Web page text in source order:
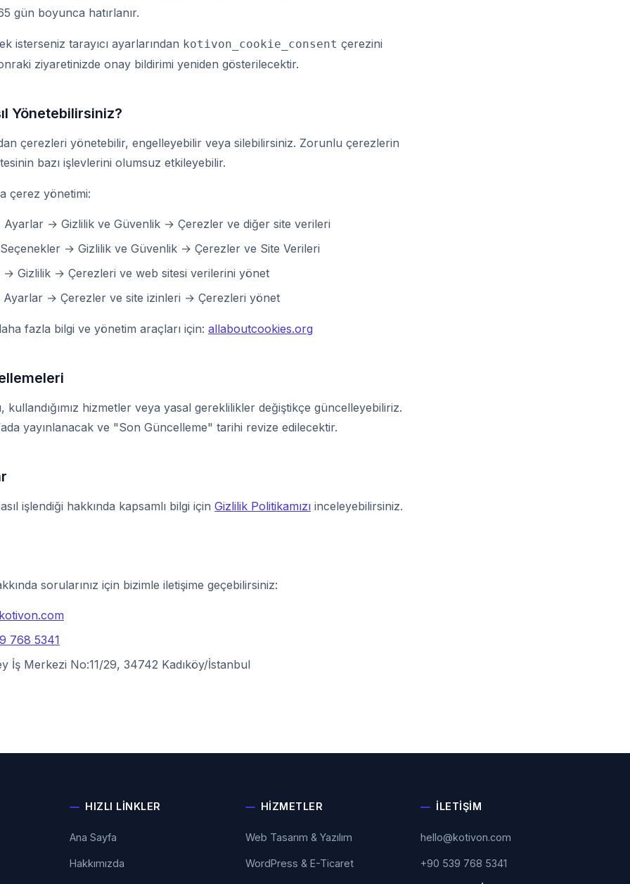
gün boyunca hatırlanır.
isterseniz tarayıcı ayarlarından kotivon_cookie_consent çerezini
ziyaretinizde onay bildirimi yeniden gösterilecektir.
Yönetebilirsiniz?
çerezleri yönetebilir, engelleyebilir veya silebilirsiniz. Zorunlu çerezlerin
bazı işlevlerini olumsuz etkileyebilir.
çerez yönetimi:
Ayarlar → Gizlilik ve Güvenlik → Çerezler ve diğer site verileri
→ Gizlilik ve Güvenlik → Çerezler ve Site Verileri
Gizlilik → Çerezleri ve web sitesi verilerini yönet
Ayarlar → Çerezler ve site izinleri → Çerezleri yönet
fazla bilgi ve yönetim araçları için: allaboutcookies.org
kullandığımız hizmetler veya yasal gereklilikler değiştikçe güncelleyebiliriz.
yayınlanacak ve "Son Güncelleme" tarihi revize edilecektir.
işlendiği hakkında kapsamlı bilgi için Gizlilik Politikamızı inceleyebilirsiniz.
sorularınız için bizimle iletişime geçebilirsiniz:
768 5341
İş Merkezi No:11/29, 34742 Kadıköy/İstanbul
HIZLI LINKLER
Ana Sayfa
Hakkımızda
HIZMETLER
Web Tasarım & Yazılım
WordPress & E-Ticaret
İLETIŞIM
hello@kotivon.com
+90 539 768 5341